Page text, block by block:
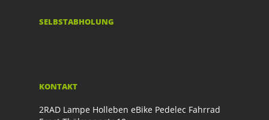
SELBSTABHOLUNG
KONTAKT
2RAD Lampe Holleben eBike Pedelec Fahrrad